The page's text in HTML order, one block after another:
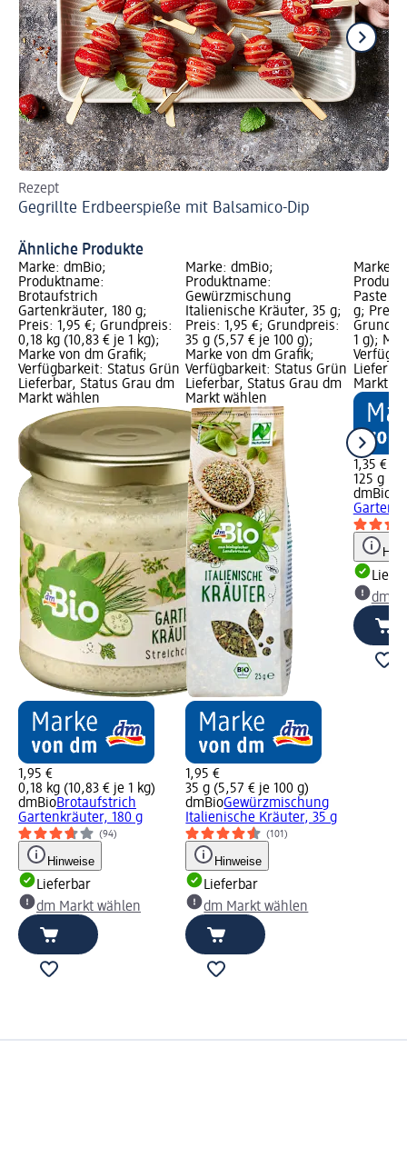
Rezept
Gegrillte Erdbeerspieße mit Balsamico-Dip
Ähnliche Produkte
Marke: dmBio;
Produktname:
Brotaufstrich
Gartenkräuter, 180 g;
Preis: 1,95 €; Grundpreis:
0,18 kg (10,83 € je 1 kg);
Marke von dm Grafik;
Verfügbarkeit: Status Grün
Lieferbar, Status Grau dm
Markt wählen
1,95 €
0,18 kg (10,83 € je 1 kg)
dmBioBrotaufstrich
Gartenkräuter, 180 g
(94)
Hinweise
Lieferbar
dm Markt wählen
Marke: dmBio;
Produktname:
Gewürzmischung
Italienische Kräuter, 35 g;
Preis: 1,95 €; Grundpreis:
35 g (5,57 € je 100 g);
Marke von dm Grafik;
Verfügbarkeit: Status Grün
Lieferbar, Status Grau dm
Markt wählen
1,95 €
35 g (5,57 € je 100 g)
dmBioGewürzmischung
Italienische Kräuter, 35 g
(101)
Hinweise
Lieferbar
dm Markt wählen
Marke:
Paste
g; Preis:
1 g);
Markt
1,35 €
125 g
dmBio
Garten-
dm